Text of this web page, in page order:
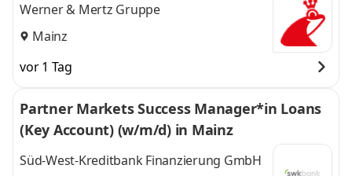
Werner & Mertz Gruppe
Mainz
vor 1 Tag
Partner Markets Success Manager*in Loans
(Key Account) (w/m/d) in Mainz
Süd-West-Kreditbank Finanzierung GmbH